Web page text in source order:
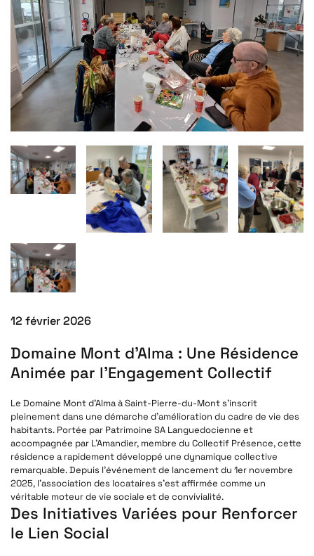
12 février 2026
Domaine Mont d’Alma : Une Résidence
Animée par l’Engagement Collectif
Le Domaine Mont d’Alma à Saint-Pierre-du-Mont s’inscrit
pleinement dans une démarche d’amélioration du cadre de vie des
habitants. Portée par Patrimoine SA Languedocienne et
accompagnée par L’Amandier, membre du Collectif Présence, cette
résidence a rapidement développé une dynamique collective
remarquable. Depuis l’événement de lancement du 1er novembre
2025, l’association des locataires s’est affirmée comme un
véritable moteur de vie sociale et de convivialité.
Des Initiatives Variées pour Renforcer
le Lien Social